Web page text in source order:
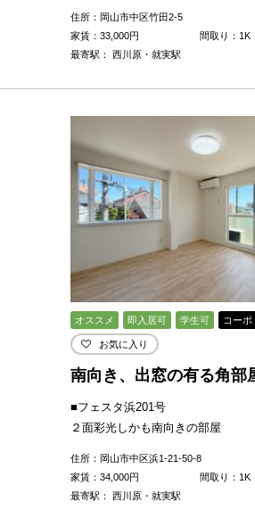
住所：岡山市中区竹田2-5
家賃： 33,000円
間取り：1K
最寄駅： 西川原・就実駅
オススメ 即入居可 学生可 コーポ
お気に入り
南向き、出窓の有る角部
■フェスタ浜201号
２面彩光しかも南向きの部屋
住所：岡山市中区浜1-21-50-8
家賃： 34,000円
間取り：1K
最寄駅： 西川原・就実駅